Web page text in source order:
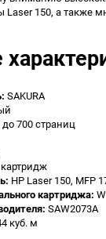
Laser 150, а также
SAKURA
до 700 страниц
HP Laser 150, MFP
картриджа:
SAW2073A
куб. м